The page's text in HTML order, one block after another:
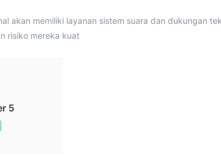
akan memiliki layanan sistem suara dan dukungan
risiko mereka kuat
5